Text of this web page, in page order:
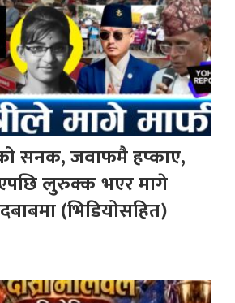
सनक, जवाफमै हप्काए,
लुरुक्क भएर मागे
(भिडियोसहित)